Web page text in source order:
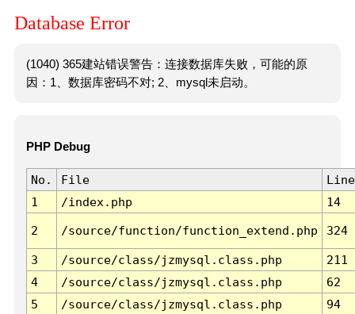
Database Error
(1040) 365建站错误警告：连接数据库失败，可能的原
因：1、数据库密码不对; 2、mysql未启动。
PHP Debug
No. File
Line
1
/index.php 14
2 /source/function/function_extend.php 324
3 /source/class/jzmysql.class.php
211
4
/source/class/jzmysql.class.php
62
5
/source/class/jzmysql.class.php
94